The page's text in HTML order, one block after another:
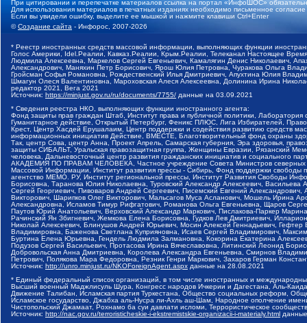
При цитировании и перепечатке материалов ссылка на портал «ИнфоШОС»
Для использования материалов в печатных изданиях необходимо письменное
Если вы увидели ошибку, выделите ее мышкой и нажмите клавиши Ctrl+Enter
©Создание сайта - Инфорос, 2007-2026
* Реестр иностранных средств массовой информации, выполняющих функции
Голос Америки, Idel.Реалии, Кавказ.Реалии, Крым.Реалии, Телеканал Настоящее
Людмила Алексеевна, Маркелов Сергей Евгеньевич, Камалягин Денис Николаевич,
Александрович, Маняхин Петр Борисович, Ярош Юлия Петровна, Чуракова Ольга
Гройсман Софья Романовна, Рождественский Илья Дмитриевич, Апухтина Юлия
Шмагун Олеся Валентиновна, Мароховская Алеся Алексеевна, Долинина Ирина
редактор 2021, Вега 2021
Источник: https://minjust.gov.ru/ru/documents/7755/ данные на 03.09.2021
* Сведения реестра НКО, выполняющих функции иностранного агента:
Фонд защиты прав граждан Штаб, Институт права и публичной политики,
Гуманитарное действие, Открытый Петербург, Феникс ПЛЮС, Лига Избирателей,
Крест, Центр Хасдей Ерушалаим, Центр поддержки и содействия развитию средств
информационных инициатив Действие, ВМЕСТЕ, Благотворительный фонд охраны
Так, центр Сова, центр Анна, Проект Апрель, Самарская губерния, Эра здоровья,
защиты СИБАЛЬТ, Уральская правозащитная группа, Женщины Евразии, Рязанский
человека, Дальневосточный центр развития гражданских инициатив и социального
АКАДЕМИЯ ПО ПРАВАМ ЧЕЛОВЕКА, Частное учреждение Совета Министров северных
Массовой Информации, Институт развития прессы - Сибирь, Фонд поддержки
агентство МЕМО. РУ, Институт региональной прессы, Институт Развития Свободы
Борисовна, Таранова Юлия Николаевна, Туровский Александр Алексеевич,
Сергей Георгиевич, Пивоваров Андрей Сергеевич, Писемский Евгений
Викторович, Шарипков Олег Викторович, Мальсагов Муса Асланович, Мошель Ирина
Александровна, Исламов Тимур Рифгатович, Романова Ольга Евгеньевна, Щаров
Паутов Юрий Анатольевич, Верховский Александр Маркович, Пислакова-Паркер
Рачинский Ян Збигневич, Жемкова Елена Борисовна, Гудков Лев Дмитриевич,
Николай Алексеевич, Блинушов Андрей Юрьевич, Мосин Алексей Геннадьевич,
Владимировна, Баженова Светлана Куприяновна, Исаев Сергей Владимирович,
Буртина Елена Юрьевна, Гендель Людмила Залмановна, Кокорина Екатерина
Подузов Сергей Васильевич, Протасова Ирина Вячеславовна, Литинский Леонид
Добровольская Анна Дмитриевна, Королева Александра Евгеньевна, Смирнов
Петрович, Полякова Мара Федоровна, Резник Генри Маркович, Захаров Герман
Источник: http://unro.minjust.ru/NKOForeignAgent.aspx данные на 28.08.2021
* Единый федеральный список организаций, в том числе иностранных и
Высший военный Маджлисуль Шура, Конгресс народов Ичкерии и Дагестана, Аль-
Движение Талибан, Исламская партия Туркестана, Общество социальных реформ,
Исламское государство, Джабха аль-Нусра ли-Ахль аш-Шам, Народное ополчение
Чистопольский Джамаат, Рохнамо ба суи давлати исломи, Террористическое
Источник: http://nac.gov.ru/terroristicheskie-i-ekstremistskie-organizacii-i-materialy.html